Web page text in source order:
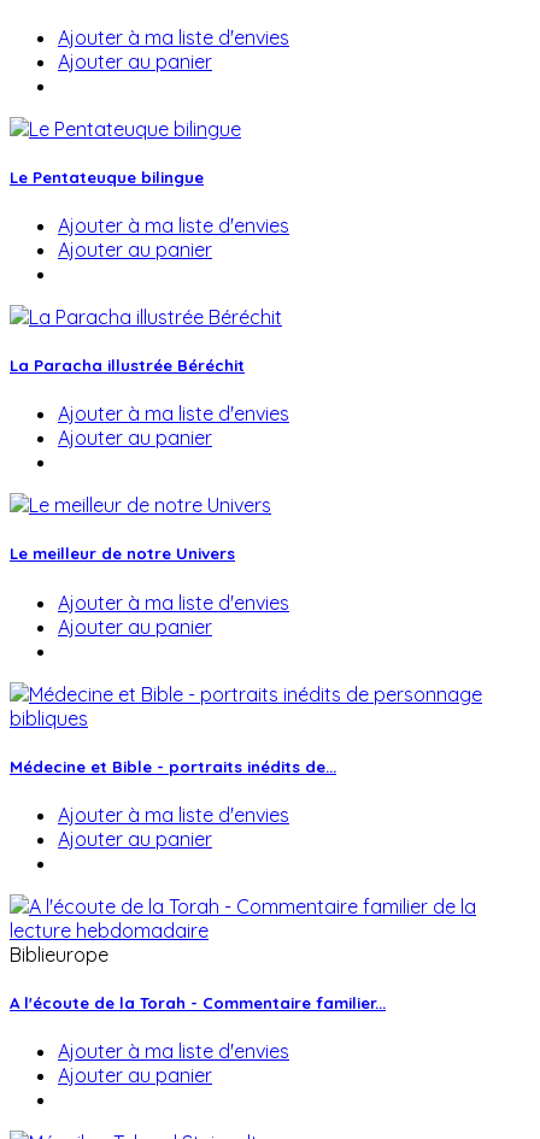
Ajouter à ma liste d'envies
Ajouter au panier
Le Pentateuque bilingue
Ajouter à ma liste d'envies
Ajouter au panier
La Paracha illustrée Béréchit
Ajouter à ma liste d'envies
Ajouter au panier
Le meilleur de notre Univers
Ajouter à ma liste d'envies
Ajouter au panier
Médecine et Bible - portraits inédits de...
Ajouter à ma liste d'envies
Ajouter au panier
Biblieurope
A l'écoute de la Torah - Commentaire familier...
Ajouter à ma liste d'envies
Ajouter au panier